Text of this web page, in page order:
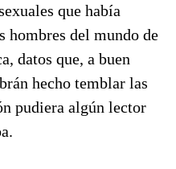
que había
hombres del mundo de
datos que, a buen
hecho temblar las
pudiera algún lector